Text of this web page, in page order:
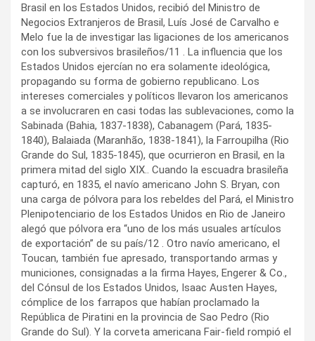
Brasil en los Estados Unidos, recibió del Ministro de
Negocios Extranjeros de Brasil, Luís José de Carvalho e
Melo fue la de investigar las ligaciones de los americanos
con los subversivos brasileños/11 . La influencia que los
Estados Unidos ejercían no era solamente ideológica,
propagando su forma de gobierno republicano. Los
intereses comerciales y políticos llevaron los americanos
a se involucraren en casi todas las sublevaciones, como la
Sabinada (Bahia, 1837-1838), Cabanagem (Pará, 1835-
1840), Balaiada (Maranhão, 1838-1841), la Farroupilha (Rio
Grande do Sul, 1835-1845), que ocurrieron en Brasil, en la
primera mitad del siglo XIX.. Cuando la escuadra brasileña
capturó, en 1835, el navío americano John S. Bryan, con
una carga de pólvora para los rebeldes del Pará, el Ministro
Plenipotenciario de los Estados Unidos en Rio de Janeiro
alegó que pólvora era “uno de los más usuales artículos
de exportación” de su país/12 . Otro navío americano, el
Toucan, también fue apresado, transportando armas y
municiones, consignadas a la firma Hayes, Engerer & Co.,
del Cónsul de los Estados Unidos, Isaac Austen Hayes,
cómplice de los farrapos que habían proclamado la
República de Piratini en la provincia de Sao Pedro (Rio
Grande do Sul). Y la corveta americana Fair-field rompió el